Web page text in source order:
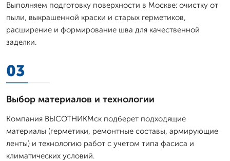
Выполняем подготовку поверхности в Москве: очистку от
пыли, выкрашенной краски и старых герметиков,
расширение и формирование шва для качественной
заделки.
03
Выбор материалов и технологии
Компания ВЫСОТНИКМск подберет подходящие
материалы (герметики, ремонтные составы, армирующие
ленты) и технологию работ с учетом типа фасиса и
климатических условий.